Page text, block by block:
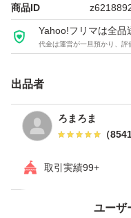
商品ID
Yahoo!フリマは全品
代金は運営が一旦預かり、
出品者
ろまろま
（
取引実績99+
ユーザ
価格の相談